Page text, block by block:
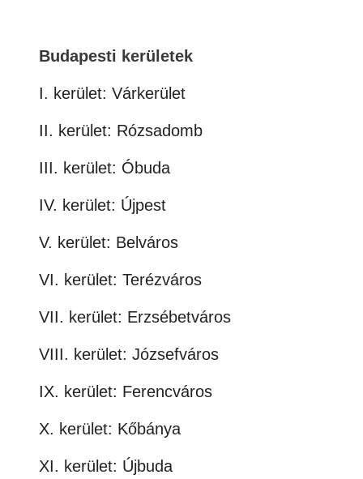
Budapesti kerületek
I. kerület: Várkerület
II. kerület: Rózsadomb
III. kerület: Óbuda
IV. kerület: Újpest
V. kerület: Belváros
VI. kerület: Terézváros
VII. kerület: Erzsébetváros
VIII. kerület: Józsefváros
IX. kerület: Ferencváros
X. kerület: Kőbánya
XI. kerület: Újbuda